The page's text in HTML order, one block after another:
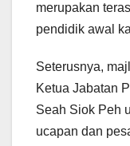
merupakan
pendidik awal
Seterusnya,
Ketua Jabatan
Seah Siok Peh
ucapan dan